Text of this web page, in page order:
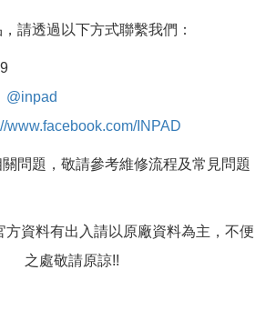
請透過以下方式聯繫我們：
@inpad
www.facebook.com/INPAD
問題，敬請參考維修流程及常見問題
資料有出入請以原廠資料為主，不便
之處敬請原諒!!